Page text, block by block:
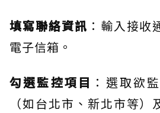
填寫聯絡資訊 ：輸入接收
電子信箱。
勾選監控項目 ：選取欲
（如台北市、新北市等